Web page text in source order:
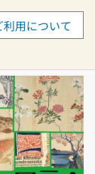
利用について